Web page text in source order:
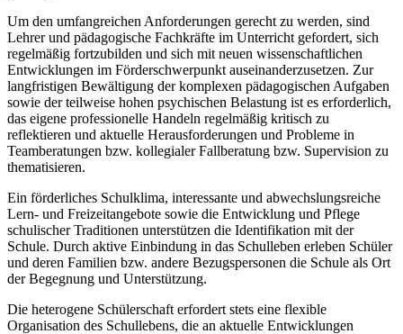
Um den umfangreichen Anforderungen gerecht zu werden, sind
Lehrer und pädagogische Fachkräfte im Unterricht gefordert, sich
regelmäßig fortzubilden und sich mit neuen wissenschaftlichen
Entwicklungen im Förderschwerpunkt auseinanderzusetzen. Zur
langfristigen Bewältigung der komplexen pädagogischen Aufgaben
sowie der teilweise hohen psychischen Belastung ist es erforderlich,
das eigene professionelle Handeln regelmäßig kritisch zu
reflektieren und aktuelle Herausforderungen und Probleme in
Teamberatungen bzw. kollegialer Fallberatung bzw. Supervision zu
thematisieren.
Ein förderliches Schulklima, interessante und abwechslungsreiche
Lern- und Freizeitangebote sowie die Entwicklung und Pflege
schulischer Traditionen unterstützen die Identifikation mit der
Schule. Durch aktive Einbindung in das Schulleben erleben Schüler
und deren Familien bzw. andere Bezugspersonen die Schule als Ort
der Begegnung und Unterstützung.
Die heterogene Schülerschaft erfordert stets eine flexible
Organisation des Schullebens, die an aktuelle Entwicklungen